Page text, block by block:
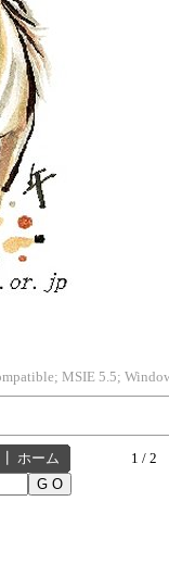
MSIE 5.5;
ホーム
1 / 2